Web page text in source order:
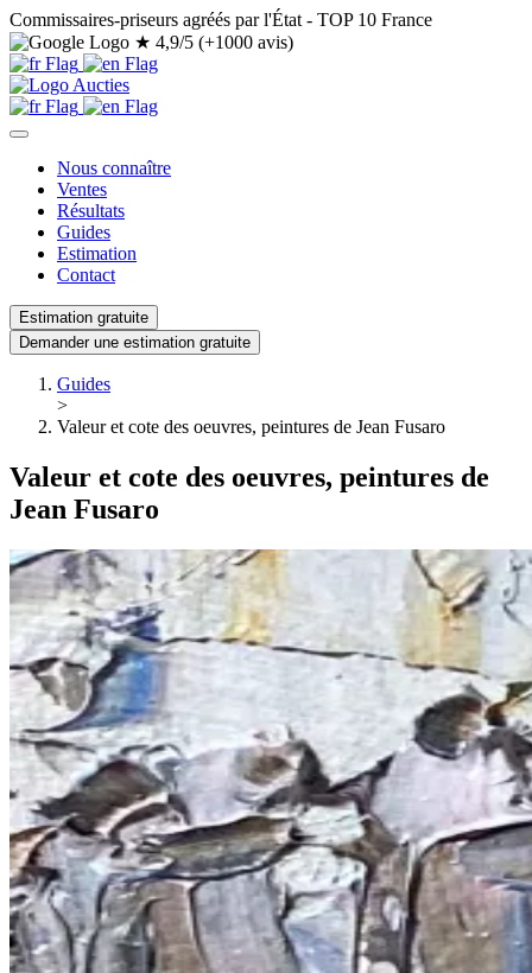
Commissaires-priseurs agréés par l'État - TOP 10 France
★ 4,9/5 (+1000 avis)
Nous connaître
Ventes
Résultats
Guides
Estimation
Contact
Estimation gratuite
Demander une estimation gratuite
Guides
>
Valeur et cote des oeuvres, peintures de Jean Fusaro
Valeur et cote des oeuvres, peintures de
Jean Fusaro